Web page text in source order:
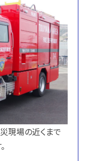
現場の近くまで